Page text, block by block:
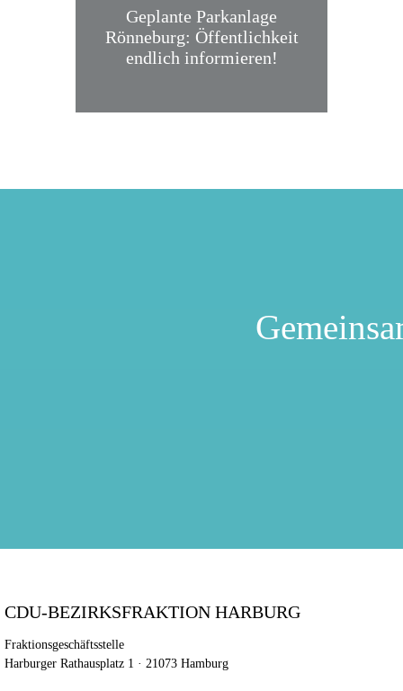
Geplante Parkanlage
Rönneburg: Öffentlichkeit
endlich informieren!
CDU-BEZIRKSFRAKTION HARBURG
Fraktionsgeschäftsstelle
Harburger Rathausplatz 1 · 21073 Hamburg